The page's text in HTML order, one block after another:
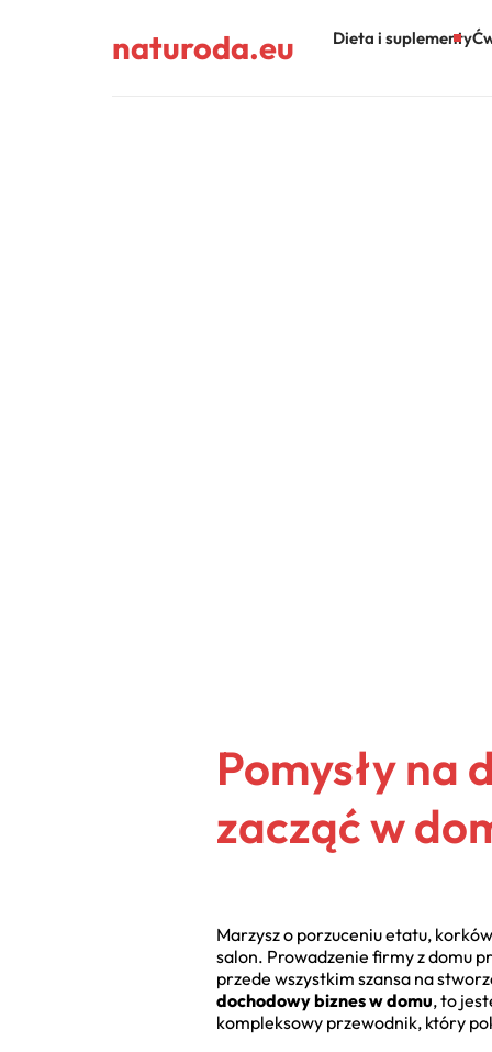
naturoda.eu Dieta i suplementy
Pomysły na
zacząć w
Marzysz o porzuceniu etatu,
salon. Prowadzenie firmy z domu
przede wszystkim szansa na
dochodowy biznes w domu, to
kompleksowy przewodnik, który